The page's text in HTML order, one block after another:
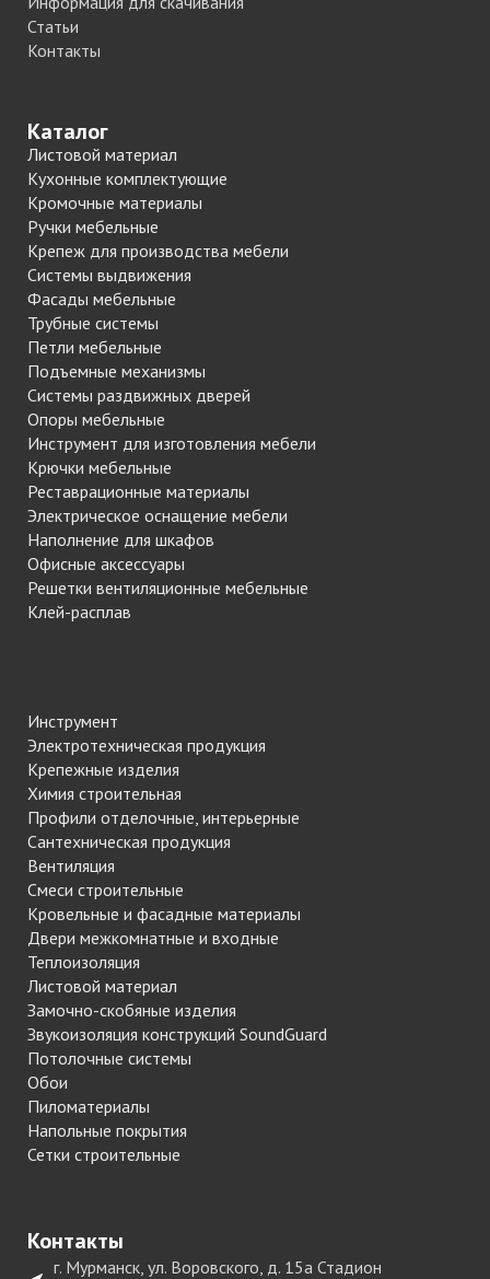
Статьи
Контакты
Каталог
Листовой материал
Кухонные комплектующие
Кромочные материалы
Ручки мебельные
Крепеж для производства мебели
Системы выдвижения
Фасады мебельные
Трубные системы
Петли мебельные
Подъемные механизмы
Системы раздвижных дверей
Опоры мебельные
Инструмент для изготовления мебели
Крючки мебельные
Реставрационные материалы
Электрическое оснащение мебели
Наполнение для шкафов
Офисные аксессуары
Решетки вентиляционные мебельные
Клей-расплав
Инструмент
Электротехническая продукция
Крепежные изделия
Химия строительная
Профили отделочные, интерьерные
Сантехническая продукция
Вентиляция
Смеси строительные
Кровельные и фасадные материалы
Двери межкомнатные и входные
Теплоизоляция
Листовой материал
Замочно-скобяные изделия
Звукоизоляция конструкций SoundGuard
Потолочные системы
Обои
Пиломатериалы
Напольные покрытия
Сетки строительные
Контакты
г. Мурманск, ул. Воровского, д. 15а Стадион